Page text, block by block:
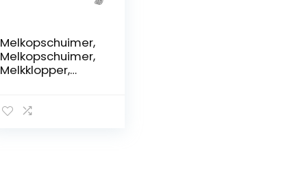
Melkopschuimer,
Melkopschuimer,
Melkklopper,
Handheld